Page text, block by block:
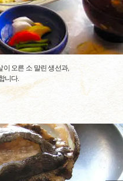
이 오른 소 말린 생선과,
니다.